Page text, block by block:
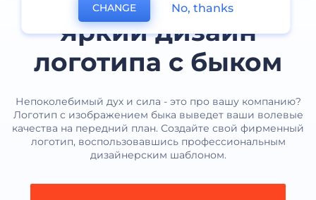
Яркий дизайн
логотипа с быком
Непоколебимый дух и сила - это про вашу компанию?
Логотип с изображением быка выведет ваши волевые
качества на передний план. Создайте свой фирменный
логотип, воспользовавшись профессиональным
дизайнерским шаблоном.
CHANGE No, thanks